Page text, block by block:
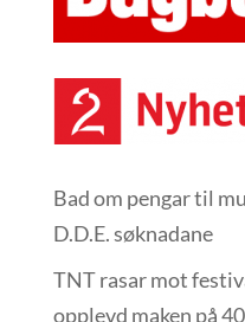
Bad om pengar til
D.D.E. søknadane
TNT rasar mot
opplevd maken på